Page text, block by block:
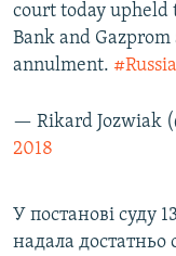
court today upheld
Bank and
annulment. #Russia
— Rikard Jozwiak
2018
У постанові суду
надала достатньо